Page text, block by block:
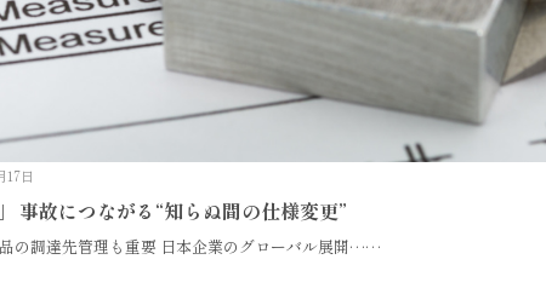
17日
事故につながる“知らぬ間の仕様変更”
品の調達先管理も重要 日本企業のグローバル展開……